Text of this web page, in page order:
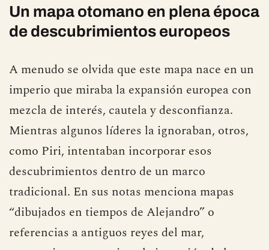
Un mapa otomano en plena época
de descubrimientos europeos
A menudo se olvida que este mapa nace en un
imperio que miraba la expansión europea con
mezcla de interés, cautela y desconfianza.
Mientras algunos líderes la ignoraban, otros,
como Piri, intentaban incorporar esos
descubrimientos dentro de un marco
tradicional. En sus notas menciona mapas
“dibujados en tiempos de Alejandro” o
referencias a antiguos reyes del mar,